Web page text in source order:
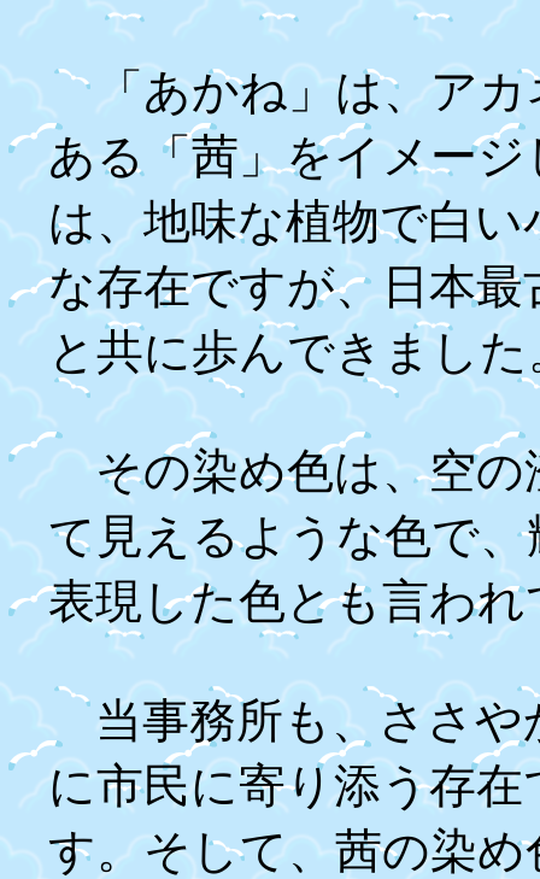
「あかね」は、ア
ある「茜」をイメー
は、地味な植物で白
な存在ですが、日本
と共に歩んできました
その染め色は、空の
て見えるような色で
表現した色とも言わ
当事務所も、ささや
に市民に寄り添う存
す。そして、茜の染